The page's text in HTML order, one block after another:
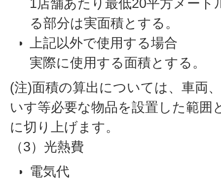
1店舗あたり最低20平方メー
る部分は実面積とする。
上記以外で使用する場合
実際に使用する面積とする。
(注)面積の算出については、車両
いす等必要な物品を設置した範囲
に切り上げます。
（3）光熱費
電気代